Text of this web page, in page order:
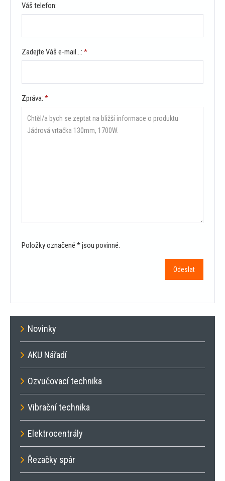
Váš telefon:
Zadejte Váš e-mail...: *
Zpráva: *
Položky označené * jsou povinné.
Odeslat
Novinky
AKU Nářadí
Ozvučovací technika
Vibrační technika
Elektrocentrály
Řezačky spár